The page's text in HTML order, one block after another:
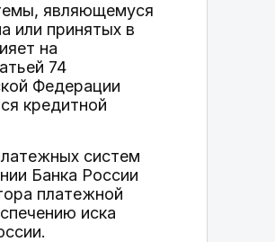
являющемуся
или принятых в
на
74
Федерации
кредитной
систем
Банка России
платежной
иска